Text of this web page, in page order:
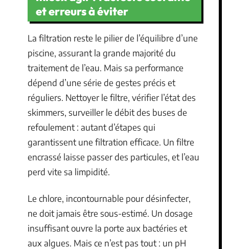
et erreurs à éviter
La filtration reste le pilier de l’équilibre d’une
piscine, assurant la grande majorité du
traitement de l’eau. Mais sa performance
dépend d’une série de gestes précis et
réguliers. Nettoyer le filtre, vérifier l’état des
skimmers, surveiller le débit des buses de
refoulement : autant d’étapes qui
garantissent une filtration efficace. Un filtre
encrassé laisse passer des particules, et l’eau
perd vite sa limpidité.
Le chlore, incontournable pour désinfecter,
ne doit jamais être sous-estimé. Un dosage
insuffisant ouvre la porte aux bactéries et
aux algues. Mais ce n’est pas tout : un pH